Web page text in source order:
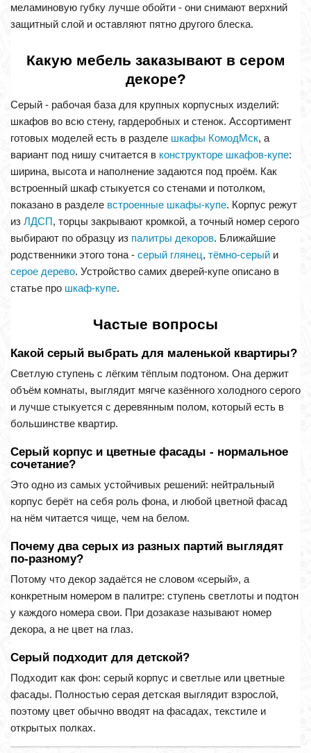
меламиновую губку лучше обойти - они снимают верхний
защитный слой и оставляют пятно другого блеска.
Какую мебель заказывают в сером
декоре?
Серый - рабочая база для крупных корпусных изделий:
шкафов во всю стену, гардеробных и стенок. Ассортимент
готовых моделей есть в разделе шкафы КомодМск, а
вариант под нишу считается в конструкторе шкафов-купе:
ширина, высота и наполнение задаются под проём. Как
встроенный шкаф стыкуется со стенами и потолком,
показано в разделе встроенные шкафы-купе. Корпус режут
из ЛДСП, торцы закрывают кромкой, а точный номер серого
выбирают по образцу из палитры декоров. Ближайшие
родственники этого тона - серый глянец, тёмно-серый и
серое дерево. Устройство самих дверей-купе описано в
статье про шкаф-купе.
Частые вопросы
Какой серый выбрать для маленькой квартиры?
Светлую ступень с лёгким тёплым подтоном. Она держит
объём комнаты, выглядит мягче казённого холодного серого
и лучше стыкуется с деревянным полом, который есть в
большинстве квартир.
Серый корпус и цветные фасады - нормальное
сочетание?
Это одно из самых устойчивых решений: нейтральный
корпус берёт на себя роль фона, и любой цветной фасад
на нём читается чище, чем на белом.
Почему два серых из разных партий выглядят
по-разному?
Потому что декор задаётся не словом «серый», а
конкретным номером в палитре: ступень светлоты и подтон
у каждого номера свои. При дозаказе называют номер
декора, а не цвет на глаз.
Серый подходит для детской?
Подходит как фон: серый корпус и светлые или цветные
фасады. Полностью серая детская выглядит взрослой,
поэтому цвет обычно вводят на фасадах, текстиле и
открытых полках.